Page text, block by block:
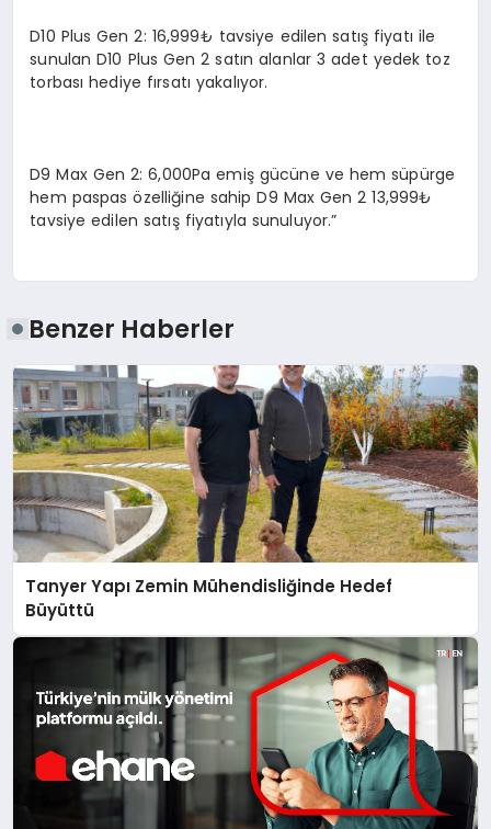
D10 Plus Gen 2: 16,999₺ tavsiye edilen satış fiyatı ile
sunulan D10 Plus Gen 2 satın alanlar 3 adet yedek toz
torbası hediye fırsatı yakalıyor.
D9 Max Gen 2: 6,000Pa emiş gücüne ve hem süpürge
hem paspas özelliğine sahip D9 Max Gen 2 13,999₺
tavsiye edilen satış fiyatıyla sunuluyor.”
Benzer Haberler
Tanyer Yapı Zemin Mühendisliğinde Hedef
Büyüttü